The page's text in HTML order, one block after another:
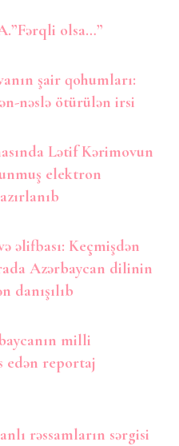
olsa…”
şair qohumları:
nəslə ötürülən irsi
Lətif Kərimovun
elektron
əlifbası: Keçmişdən
Azərbaycan dilinin
danışılıb
milli
edən reportaj
rəssamların sərgisi